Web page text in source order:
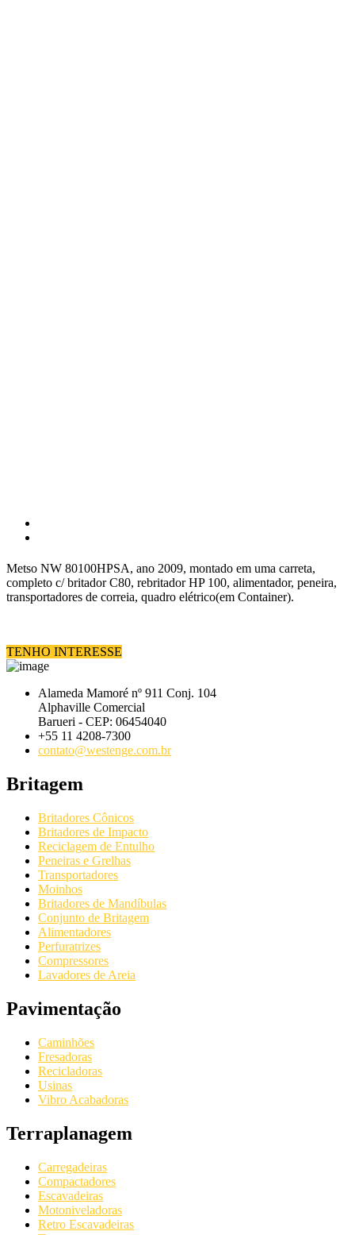
Metso NW 80100HPSA, ano 2009, montado em uma carreta,
completo c/ britador C80, rebritador HP 100, alimentador, peneira,
transportadores de correia, quadro elétrico(em Container).
TENHO INTERESSE
Alameda Mamoré nº 911 Conj. 104
Alphaville Comercial
Barueri - CEP: 06454040
+55 11 4208-7300
contato@westenge.com.br
Britagem
Britadores Cônicos
Britadores de Impacto
Reciclagem de Entulho
Peneiras e Grelhas
Transportadores
Moinhos
Britadores de Mandíbulas
Conjunto de Britagem
Alimentadores
Perfuratrizes
Compressores
Lavadores de Areia
Pavimentação
Caminhões
Fresadoras
Recicladoras
Usinas
Vibro Acabadoras
Terraplanagem
Carregadeiras
Compactadores
Escavadeiras
Motoniveladoras
Retro Escavadeiras